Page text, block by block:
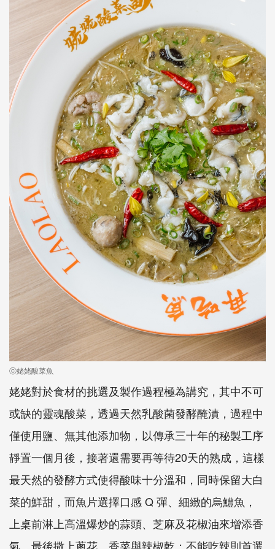
ⓒ姥姥酸菜魚
姥姥對於食材的挑選及製作過程極為講究，其中不可
或缺的靈魂酸菜，透過天然乳酸菌發酵醃漬，過程中
僅使用鹽、無其他添加物，以傳承三十年的秘製工序
靜置一個月後，接著還需要再等待20天的熟成，這樣
最天然的發酵方式使得酸味十分溫和，同時保留大白
菜的鮮甜，而魚片選擇口感 Q 彈、細緻的烏鱧魚，
上桌前淋上高溫爆炒的蒜頭、芝麻及花椒油來增添香
氣，最後撒上蔥花、香菜與辣椒乾；不能吃辣則首選